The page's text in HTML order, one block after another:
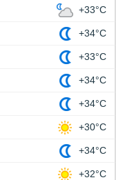
+33°C
+34°C
+33°C
+34°C
+34°C
+30°C
+34°C
+32°C